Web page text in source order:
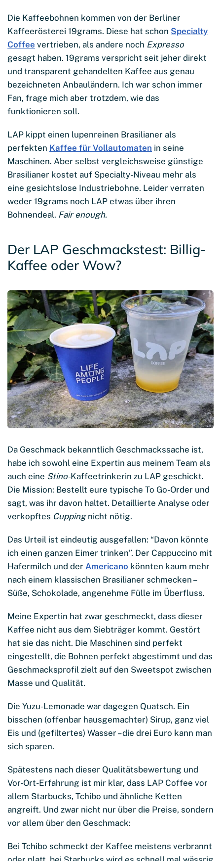
Die Kaffeebohnen kommen von der Berliner
Kaffeerösterei 19grams. Diese hat schon Specialty
Coffee vertrieben, als andere noch Expresso
gesagt haben. 19grams verspricht seit jeher direkt
und transparent gehandelten Kaffee aus genau
bezeichneten Anbauländern. Ich war schon immer
Fan, frage mich aber trotzdem, wie das
funktionieren soll.
LAP kippt einen lupenreinen Brasilianer als
perfekten Kaffee für Vollautomaten in seine
Maschinen. Aber selbst vergleichsweise günstige
Brasilianer kostet auf Specialty-Niveau mehr als
eine gesichtslose Industriebohne. Leider verraten
weder 19grams noch LAP etwas über ihren
Bohnendeal. Fair enough.
Der LAP Geschmackstest: Billig-
Kaffee oder Wow?
Da Geschmack bekanntlich Geschmackssache ist,
habe ich sowohl eine Expertin aus meinem Team als
auch eine Stino-Kaffeetrinkerin zu LAP geschickt.
Die Mission: Bestellt eure typische To Go-Order und
sagt, was ihr davon haltet. Detaillierte Analyse oder
verkopftes Cupping nicht nötig.
Das Urteil ist eindeutig ausgefallen: “Davon könnte
ich einen ganzen Eimer trinken”. Der Cappuccino mit
Hafermilch und der Americano könnten kaum mehr
nach einem klassischen Brasilianer schmecken –
Süße, Schokolade, angenehme Fülle im Überfluss.
Meine Expertin hat zwar geschmeckt, dass dieser
Kaffee nicht aus dem Siebträger kommt. Gestört
hat sie das nicht. Die Maschinen sind perfekt
eingestellt, die Bohnen perfekt abgestimmt und das
Geschmacksprofil zielt auf den Sweetspot zwischen
Masse und Qualität.
Die Yuzu-Lemonade war dagegen Quatsch. Ein
bisschen (offenbar hausgemachter) Sirup, ganz viel
Eis und (gefiltertes) Wasser – die drei Euro kann man
sich sparen.
Spätestens nach dieser Qualitätsbewertung und
Vor-Ort-Erfahrung ist mir klar, dass LAP Coffee vor
allem Starbucks, Tchibo und ähnliche Ketten
angreift. Und zwar nicht nur über die Preise, sondern
vor allem über den Geschmack:
Bei Tchibo schmeckt der Kaffee meistens verbrannt